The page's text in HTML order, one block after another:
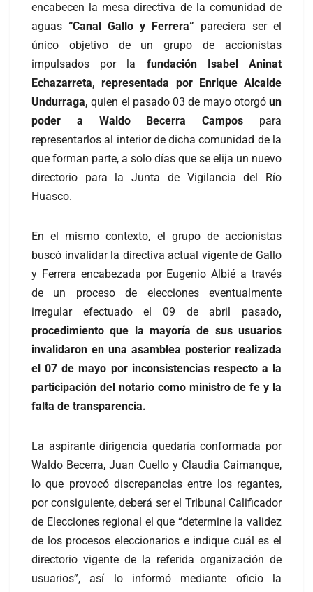
encabecen la mesa directiva de la comunidad de
aguas “Canal Gallo y Ferrera” pareciera ser el
único objetivo de un grupo de accionistas
impulsados por la fundación Isabel Aninat
Echazarreta, representada por Enrique Alcalde
Undurraga, quien el pasado 03 de mayo otorgó un
poder a Waldo Becerra Campos para
representarlos al interior de dicha comunidad de la
que forman parte, a solo días que se elija un nuevo
directorio para la Junta de Vigilancia del Río
Huasco.
En el mismo contexto, el grupo de accionistas
buscó invalidar la directiva actual vigente de Gallo
y Ferrera encabezada por Eugenio Albié a través
de un proceso de elecciones eventualmente
irregular efectuado el 09 de abril pasado,
procedimiento que la mayoría de sus usuarios
invalidaron en una asamblea posterior realizada
el 07 de mayo por inconsistencias respecto a la
participación del notario como ministro de fe y la
falta de transparencia.
La aspirante dirigencia quedaría conformada por
Waldo Becerra, Juan Cuello y Claudia Caimanque,
lo que provocó discrepancias entre los regantes,
por consiguiente, deberá ser el Tribunal Calificador
de Elecciones regional el que “determine la validez
de los procesos eleccionarios e indique cuál es el
directorio vigente de la referida organización de
usuarios”, así lo informó mediante oficio la